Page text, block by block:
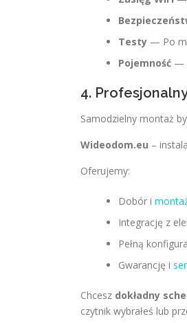
Testy — Po
Pojemność —
4.
Samodzielny montaż
Wideodom.eu –
Oferujemy:
Dobór i
Integrację z
Pełną
Gwarancję i
Chcesz dokładny
czytnik wybrałeś lub